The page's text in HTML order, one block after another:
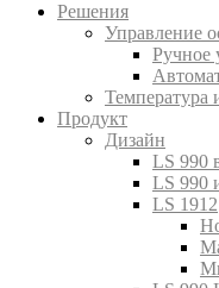
Решения
Управление
Ручное
Температура
Продукт
Дизайн
LS 990
LS 990
LS 1912